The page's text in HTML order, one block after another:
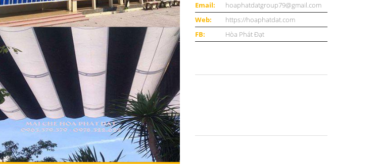
Email:
hoaphatdatgroup79@gmail.com
Web:
https://hoaphatdat.com
FB:
Hòa Phát Đạt